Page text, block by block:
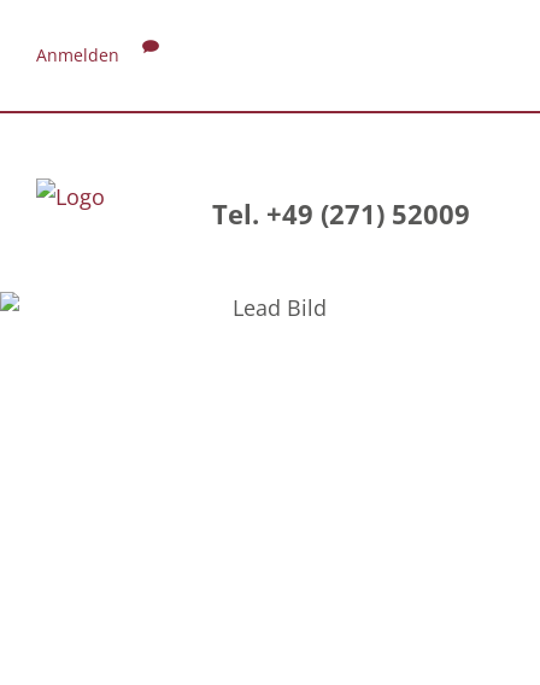
Anmelden
Tel. +49 (271) 52009